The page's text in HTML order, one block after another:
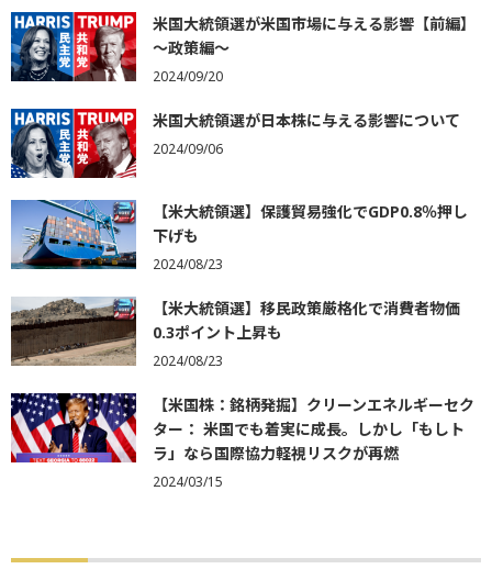
米国大統領選が米国市場に与える影響【前編】
～政策編～
2024/09/20
米国大統領選が日本株に与える影響について
2024/09/06
【米大統領選】保護貿易強化でGDP0.8％押し
下げも
2024/08/23
【米大統領選】移民政策厳格化で消費者物価
0.3ポイント上昇も
2024/08/23
【米国株：銘柄発掘】クリーンエネルギーセク
ター： 米国でも着実に成長。しかし「もしト
ラ」なら国際協力軽視リスクが再燃
2024/03/15